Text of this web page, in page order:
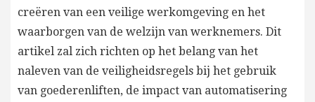
creëren van een veilige werkomgeving en het
waarborgen van de welzijn van werknemers. Dit
artikel zal zich richten op het belang van het
naleven van de veiligheidsregels bij het gebruik
van goederenliften, de impact van automatisering